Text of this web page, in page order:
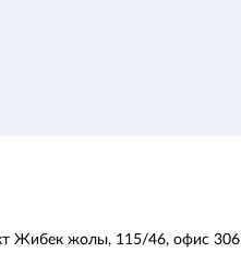
Жибек жолы, 115/46, офис 306